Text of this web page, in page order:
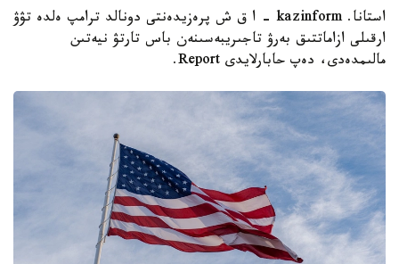
استانا. kazinform - ا ق ش پرەزيدەنتى دونالد ترامپ ەلدە تۋۋ
ارقىلى ازاماتتىق بەرۋ تاجىريبەسىنەن باس تارتۋ نيەتىن
مالىمدەدى، دەپ حابارلايدى Report.